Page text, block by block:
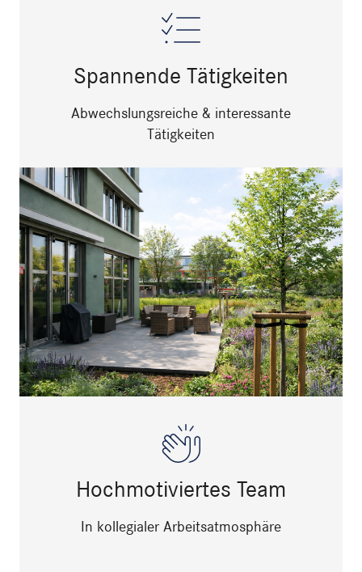
Spannende Tätigkeiten
Abwechslungsreiche & interessante
Tätigkeiten
Hochmotiviertes Team
In kollegialer Arbeitsatmosphäre